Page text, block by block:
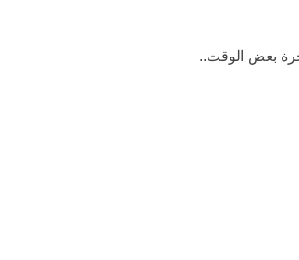
بعض الوقت..